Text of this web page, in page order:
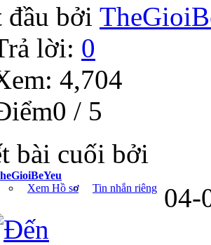
đầu bởi
lời: 0
4,704
/ 5
bài cuối bởi
Xem Hồ sơ
Tin nhắn riêng 04-